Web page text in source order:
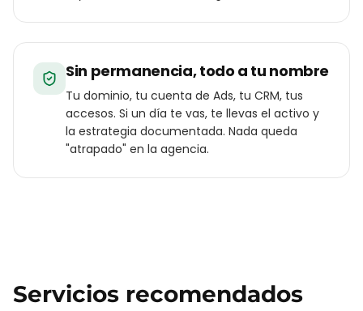
Sin permanencia, todo a tu nombre
Tu dominio, tu cuenta de Ads, tu CRM, tus
accesos. Si un día te vas, te llevas el activo y
la estrategia documentada. Nada queda
"atrapado" en la agencia.
Servicios recomendados